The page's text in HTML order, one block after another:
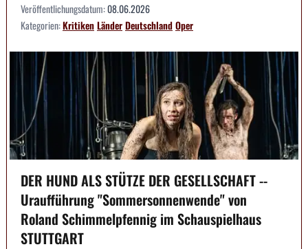
Veröffentlichungsdatum:08.06.2026
Kategorien:KritikenLänderDeutschlandOper
DER HUND ALS STÜTZE DER GESELLSCHAFT --
Uraufführung "Sommersonnenwende" von
Roland Schimmelpfennig im Schauspielhaus
STUTTGART